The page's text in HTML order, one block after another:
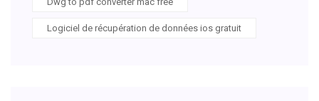
Logiciel de récupération de données ios gratuit